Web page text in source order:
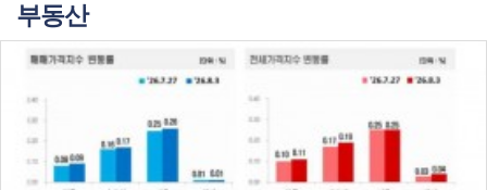
부동산